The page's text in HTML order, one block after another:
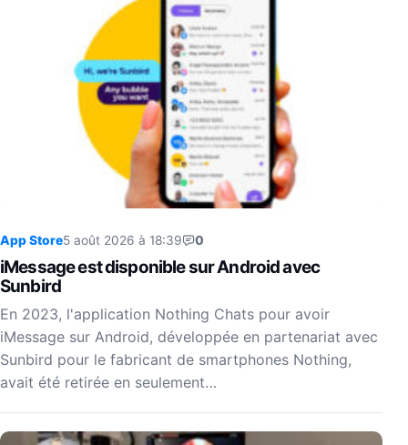
App Store5 août 2026 à 18:39 0
iMessage est disponible sur Android avec
Sunbird
En 2023, l'application Nothing Chats pour avoir
iMessage sur Android, développée en partenariat avec
Sunbird pour le fabricant de smartphones Nothing,
avait été retirée en seulement…